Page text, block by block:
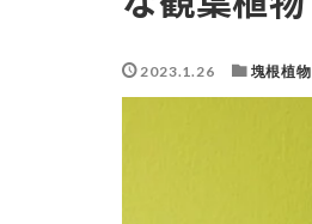
2023.1.26 塊根植物